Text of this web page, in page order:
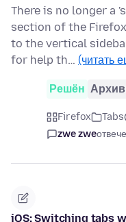
There is no longer a
section of the
to the vertical
for help th… (читать
Решён
Firefox Tabs
zwe zwe
iOS: Switching tabs